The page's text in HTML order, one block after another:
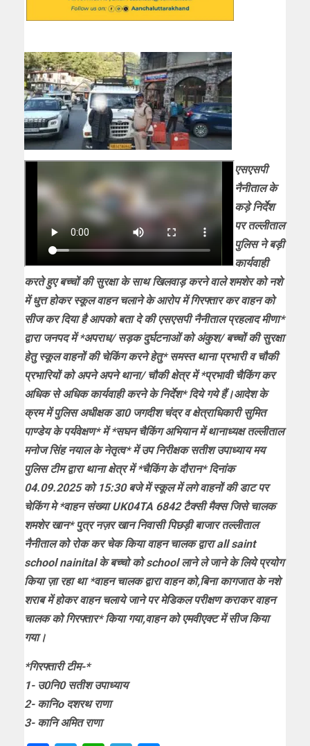
एसएसपी
नैनीताल के
कड़े निर्देश
पर तल्लीताल
पुलिस ने बड़ी
कार्यवाही
करते हुए बच्चों की सुरक्षा के साथ खिलवाड़ करने वाले शमशेर को नशे
में धुत्त होकर स्कूल वाहन चलाने के आरोप में गिरफ्तार कर वाहन को
सीज कर दिया है आपको बता दे की एसएसपी नैनीताल प्रहलाद मीणा*
द्वारा जनपद में *अपराध/ सड़क दुर्घटनाओं को अंकुश/ बच्चों की सुरक्षा
हेतु स्कूल वाहनों की चेकिंग करने हेतु* समस्त थाना प्रभारी व चौकी
प्रभारियों को अपने अपने थाना/ चौकी क्षेत्र में *प्रभावी चैकिंग कर
अधिक से अधिक कार्यवाही करने के निर्देश* दिये गये हैं।आदेश के
क्रम में पुलिस अधीक्षक डा0 जगदीश चंद्र व क्षेत्राधिकारी सुमित
पाण्डेय के पर्यवेक्षण* में *सघन चैकिंग अभियान में थानाध्यक्ष तल्लीताल
मनोज सिंह नयाल के नेतृत्व* में उप निरीक्षक सतीश उपाध्याय मय
पुलिस टीम द्वारा थाना क्षेत्र में *चैकिंग के दौरान* दिनांक
04.09.2025 को 15:30 बजे में स्कूल में लगे वाहनों की डाट पर
चेकिंग मे *वाहन संख्या UK04TA 6842 टैक्सी मैक्स जिसे चालक
शमशेर खान* पुत्र नज़र खान निवासी पिछड़ी बाजार तल्लीताल
नैनीताल को रोक कर चेक किया वाहन चालक द्वारा all saint
school nainital के बच्चो को school लाने ले जाने के लिये प्रयोग
किया ज़ा रहा था *वाहन चालक द्वारा वाहन को,बिना कागजात के नशे
शराब में होकर वाहन चलाये जाने पर मेडिकल परीक्षण कराकर वाहन
चालक को गिरफ्तार* किया गया,वाहन को एमवीएक्ट में सीज किया
गया।
*गिरफ्तारी टीम-*
1- उ0नि0 सतीश उपाध्याय
2- कानिo दशरथ राणा
3- कानि अमित राणा